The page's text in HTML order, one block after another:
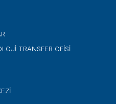
TRANSFER OFISI